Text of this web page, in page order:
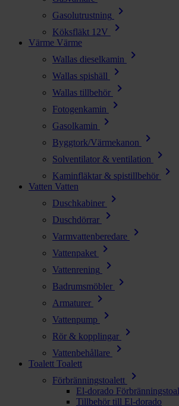
Gasolutrustning chevron_right
Köksfläkt 12V chevron_right
Värme Värme
Wallas dieselkamin
chevron_right
Wallas spishäll chevron_right
Wallas tillbehör chevron_right
Fotogenkamin chevron_right
Gasolkamin chevron_right
Byggtork/Värmekanon chevron_right
Solventilator & ventilation chevron_right
Kaminfläktar & spistillbehör chevron_right
Vatten Vatten
Duschkabiner
chevron_right
Duschdörrar chevron_right
Varmvattenberedare chevron_right
Vattenpaket chevron_right
Vattenrening chevron_right
Badrumsmöbler chevron_right
Armaturer chevron_right
Vattenpump chevron_right
Rör & kopplingar chevron_right
Vattenbehållare chevron_right
Toalett Toalett
Förbränningstoalett
chevron_right
El-dorado
Tillbehör till El-dorado